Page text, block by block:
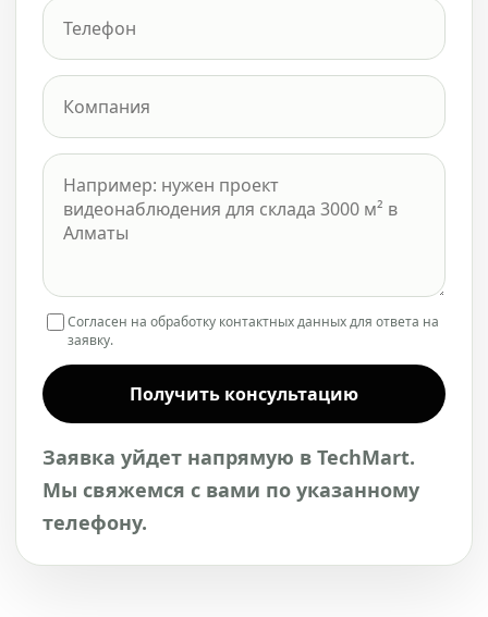
Согласен на обработку контактных данных для ответа на
заявку.
Получить консультацию
Заявка уйдет напрямую в TechMart.
Мы свяжемся с вами по указанному
телефону.